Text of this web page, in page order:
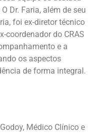
Dr. Faria, além de seu
foi ex-diretor técnico
coordenador do CRAS
e a
os aspectos
de forma integral.
Médico Clínico e